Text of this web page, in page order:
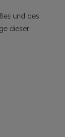
und des
dieser